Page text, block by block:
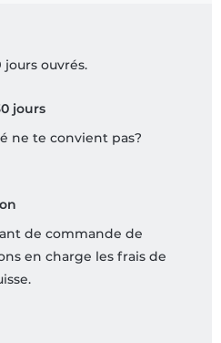
jours ouvrés.
jours
ne te convient pas?
de commande de
en charge les frais de